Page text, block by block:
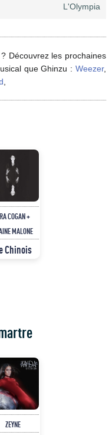
L'Olympia
Découvrez les prochaines
que Ghinzu : Weezer,
COGAN +
MALONE
Chinois
ZEYNE